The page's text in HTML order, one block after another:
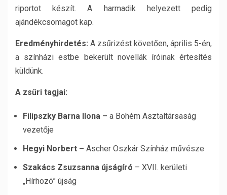
riportot készít. A harmadik helyezett pedig
ajándékcsomagot kap.
Eredményhirdetés: A zsűrizést követően, április 5-én,
a színházi estbe bekerült novellák íróinak értesítés
küldünk.
A zsűri tagjai:
Filipszky Barna Ilona – a Bohém Asztaltársaság
vezetője
Hegyi Norbert – Ascher Oszkár Színház művésze
Szakács Zsuzsanna újságíró – XVII. kerületi
„Hírhozó” újság